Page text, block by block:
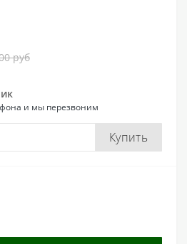
руб
и мы перезвоним
Купить